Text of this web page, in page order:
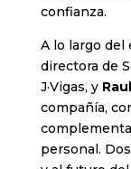
confianza.
A lo largo del
directora de
J·Vigas, y
compañía,
personal.